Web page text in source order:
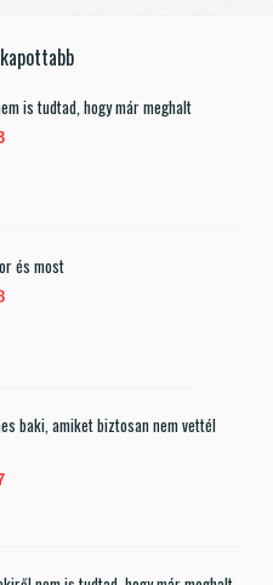
is tudtad, hogy már meghalt
és most
baki, amiket biztosan nem vettél